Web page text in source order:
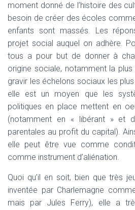
moment donné de l’histoire des
besoin de créer des écoles
enfants sont massés. Les
projet social auquel on adhère.
tous a pour but de donner à
origine sociale, notamment la
gravir les échelons sociaux les
elle est un moyen que les
politiques en place mettent en
(notamment en « libérant » et
parentales au profit du capital).
elle peut être vue comme
comme instrument d’aliénation.
Quoi qu’il en soit, bien que très
inventée par Charlemagne
mais par Jules Ferry), elle a